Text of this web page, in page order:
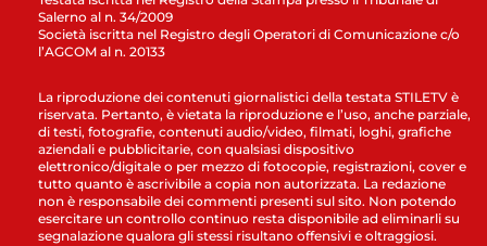
Salerno al n. 34/2009
Società iscritta nel Registro degli Operatori di Comunicazione c/o
l’AGCOM al n. 20133
La riproduzione dei contenuti giornalistici della testata STILETV è
riservata. Pertanto, è vietata la riproduzione e l’uso, anche parziale,
di testi, fotografie, contenuti audio/video, filmati, loghi, grafiche
aziendali e pubblicitarie, con qualsiasi dispositivo
elettronico/digitale o per mezzo di fotocopie, registrazioni, cover e
tutto quanto è ascrivibile a copia non autorizzata. La redazione
non è responsabile dei commenti presenti sul sito. Non potendo
esercitare un controllo continuo resta disponibile ad eliminarli su
segnalazione qualora gli stessi risultano offensivi e oltraggiosi.